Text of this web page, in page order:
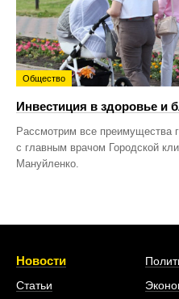
Общество
Инвестиция в здоровье и
Рассмотрим все преимущества
с главным врачом Городской
Мануйленко.
Новости
Статьи